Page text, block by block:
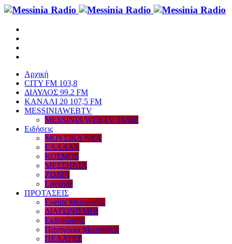
Αρχική
CITY FM 103,8
ΔΙΑΥΛΟΣ 99.2 FM
ΚΑΝΑΛΙ 20 107,5 FM
MESSINIAWEBTV
MESSINIA WEBTV TUBE
Eιδήσεις
ΜΟΥΣΙΚΑ ΝΕΑ
ΕΛΛΑΔΑ
ΚΟΣΜΟΣ
ΜΕΣΣΗΝΙΑ
ΖΩΔΙΑ
Lifestyle
ΠΡΟΤΑΣΕΙΣ
Events Μεσσηνίας
ΔΙΑΓΩΝΙΣΜΟΙ
Εκδηλώσεις
Πανηγύρια Μεσσηνίας
ΠΕΛΑΤΕΣ